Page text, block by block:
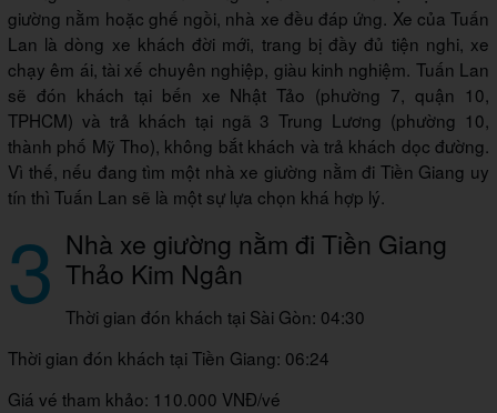
giường nằm hoặc ghế ngồi, nhà xe đều đáp ứng. Xe của Tuấn
Lan là dòng xe khách đời mới, trang bị đầy đủ tiện nghi, xe
chạy êm ái, tài xế chuyên nghiệp, giàu kinh nghiệm. Tuấn Lan
sẽ đón khách tại bến xe Nhật Tảo (phường 7, quận 10,
TPHCM) và trả khách tại ngã 3 Trung Lương (phường 10,
thành phố Mỹ Tho), không bắt khách và trả khách dọc đường.
Vì thế, nếu đang tìm một nhà xe giường nằm đi Tiền Giang uy
tín thì Tuấn Lan sẽ là một sự lựa chọn khá hợp lý.
3 Nhà xe giường nằm đi Tiền Giang
Thảo Kim Ngân
Thời gian đón khách tại Sài Gòn: 04:30
Thời gian đón khách tại Tiền Giang: 06:24
Giá vé tham khảo: 110.000 VNĐ/vé